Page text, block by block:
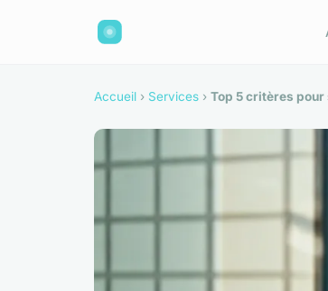
Accueil › Services › Top 5 critères